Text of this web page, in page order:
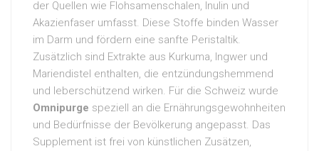
der Quellen wie Flohsamenschalen, Inulin und
Akazienfaser umfasst. Diese Stoffe binden Wasser
im Darm und fördern eine sanfte Peristaltik.
Zusätzlich sind Extrakte aus Kurkuma, Ingwer und
Mariendistel enthalten, die entzündungshemmend
und leberschützend wirken. Für die Schweiz wurde
Omnipurge speziell an die Ernährungsgewohnheiten
und Bedürfnisse der Bevölkerung angepasst. Das
Supplement ist frei von künstlichen Zusätzen,